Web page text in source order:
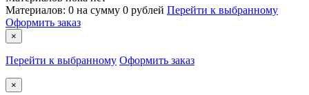
Материалов: 0 на сумму 0 рублей Перейти к выбранному
Оформить заказ
×
Перейти к выбранному Оформить заказ
×